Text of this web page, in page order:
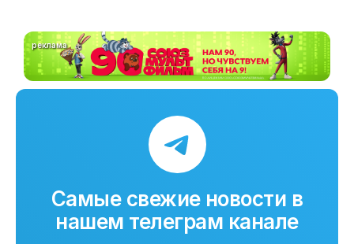
реклама
Самые свежие новости в
нашем телеграм канале